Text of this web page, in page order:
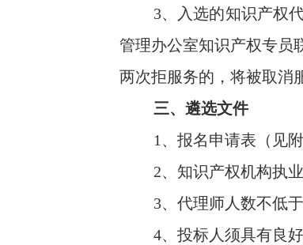
3、入选的知识产权
管理办公室知识产权专员
两次拒服务的，将被取消
三、遴选文件
1、报名申请表（见附
2、知识产权机构执
3、代理师人数不低
4、投标人须具有良